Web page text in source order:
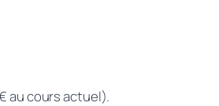
au cours actuel).